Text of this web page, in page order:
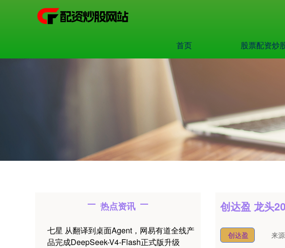
首页 股票配资炒
创达盈 龙头
创达盈 来
热点资讯
七星 从翻译到桌面Agent，网易有道全线产
品完成DeepSeek-V4-Flash正式版升级